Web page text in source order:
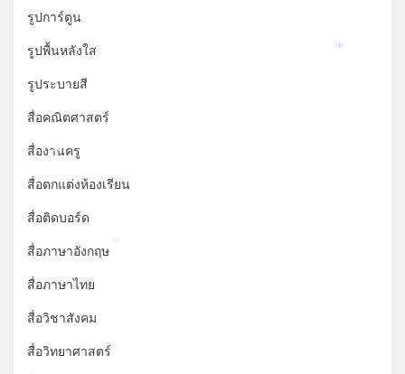
รูปการ์ตูน
รูปพื้นหลังใส
รูประบายสี
สื่อคณิตศาสตร์
สื่องานครู
สื่อตกแต่งห้องเรียน
สื่อติดบอร์ด
สื่อภาษาอังกฤษ
สื่อภาษาไทย
สื่อวิชาสังคม
สื่อวิทยาศาสตร์
*